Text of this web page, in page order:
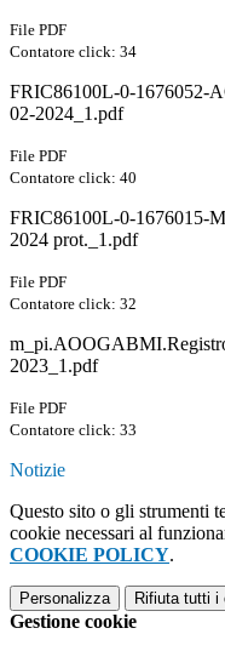
File PDF
Contatore click: 34
FRIC86100L-0-1676052-
02-2024_1.pdf
File PDF
Contatore click: 40
FRIC86100L-0-1676015-
2024 prot._1.pdf
File PDF
Contatore click: 32
2023_1.pdf
File PDF
Contatore click: 33
Notizie
Questo sito o gli strumenti
cookie necessari al
COOKIE POLICY.
Personalizza Rifiuta tutti i
Gestione cookie